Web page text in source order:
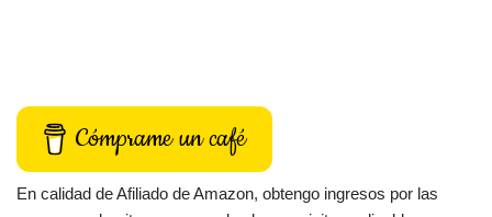
Cómprame un café
En calidad de Afiliado de Amazon, obtengo ingresos por las